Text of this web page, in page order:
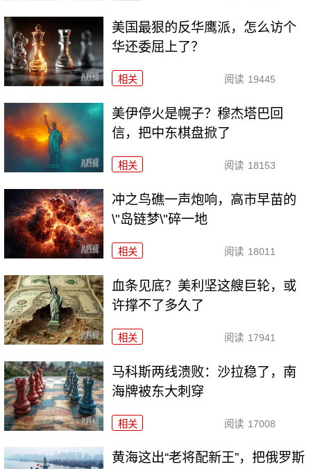
美国最狠的反华鹰派，怎么访个
华还委屈上了？
相关 阅读 19445
美伊停火是幌子？穆杰塔巴回
信，把中东棋盘掀了
相关 阅读 18153
冲之鸟礁一声炮响，高市早苗的
\"岛链梦\"碎一地
相关 阅读 18011
血条见底？美利坚这艘巨轮，或
许撑不了多久了
相关 阅读 17941
马科斯两线溃败：沙拉稳了，南
海牌被东大刺穿
相关 阅读 17008
黄海这出“老将配新王”，把俄罗斯